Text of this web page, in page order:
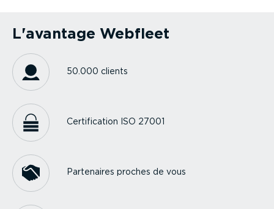
L'avantage Webfleet
50.000 clients
Certi­fi­cation ISO 27001
Partenaires proches de vous